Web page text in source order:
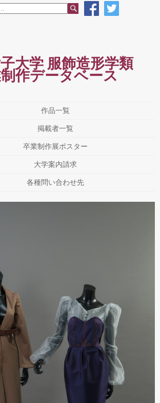
大学 服飾造形学類
作データベース
作品一覧
掲載者一覧
卒業制作展ポスター
大学案内請求
各種問い合わせ先